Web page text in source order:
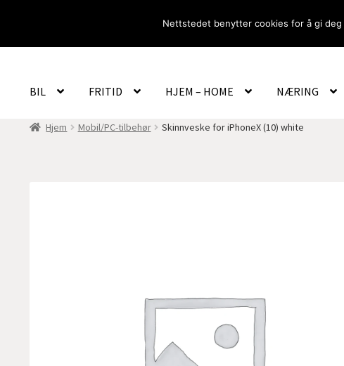
BIL FRITID HJEM – HOME NÆRING
Hjem Mobil/PC-tilbehør Skinnveske for iPhoneX (10) white
Nettstedet benytter cookies for å gi